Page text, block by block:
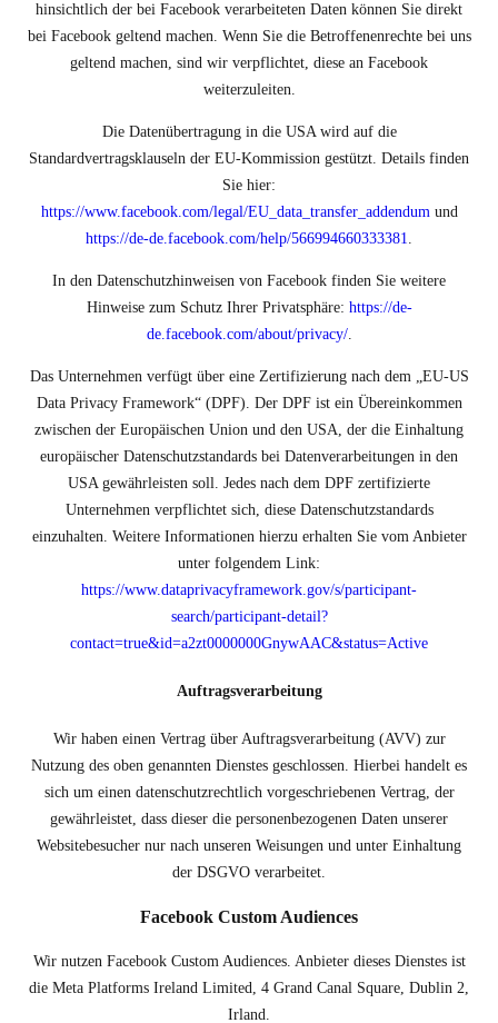
hinsichtlich der bei Facebook verarbeiteten Daten können Sie direkt
bei Facebook geltend machen. Wenn Sie die Betroffenenrechte bei uns
geltend machen, sind wir verpflichtet, diese an Facebook
weiterzuleiten.
Die Datenübertragung in die USA wird auf die
Standardvertragsklauseln der EU-Kommission gestützt. Details finden
Sie hier:
https://www.facebook.com/legal/EU_data_transfer_addendumund
https://de-de.facebook.com/help/566994660333381.
In den Datenschutzhinweisen von Facebook finden Sie weitere
Hinweise zum Schutz Ihrer Privatsphäre: https://de-
de.facebook.com/about/privacy/.
Das Unternehmen verfügt über eine Zertifizierung nach dem „EU-US
Data Privacy Framework“ (DPF). Der DPF ist ein Übereinkommen
zwischen der Europäischen Union und den USA, der die Einhaltung
europäischer Datenschutzstandards bei Datenverarbeitungen in den
USA gewährleisten soll. Jedes nach dem DPF zertifizierte
Unternehmen verpflichtet sich, diese Datenschutzstandards
einzuhalten. Weitere Informationen hierzu erhalten Sie vom Anbieter
unter folgendem Link:
https://www.dataprivacyframework.gov/s/participant-
search/participant-detail?
contact=true&id=a2zt0000000GnywAAC&status=Active
Auftragsverarbeitung
Wir haben einen Vertrag über Auftragsverarbeitung (AVV) zur
Nutzung des oben genannten Dienstes geschlossen. Hierbei handelt es
sich um einen datenschutzrechtlich vorgeschriebenen Vertrag, der
gewährleistet, dass dieser die personenbezogenen Daten unserer
Websitebesucher nur nach unseren Weisungen und unter Einhaltung
der DSGVO verarbeitet.
Facebook Custom Audiences
Wir nutzen Facebook Custom Audiences. Anbieter dieses Dienstes ist
die Meta Platforms Ireland Limited, 4 Grand Canal Square, Dublin 2,
Irland.